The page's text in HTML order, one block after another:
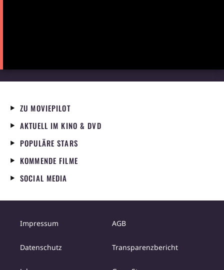
ZU MOVIEPILOT
AKTUELL IM KINO & DVD
POPULÄRE STARS
KOMMENDE FILME
SOCIAL MEDIA
Impressum AGB
Datenschutz Transparenzbericht